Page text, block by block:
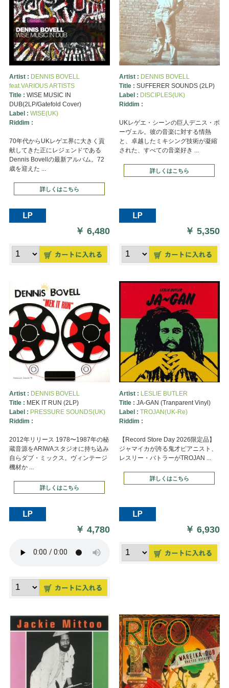
Artist : DENNIS BOVELL
feat.VARIOUS ARTISTS
Title : WISE MUSIC IN
DUB(2LP/Gatefold Cover)
Label : WISE(UK)
Riddim :
70年代からUKレゲエ界に大きく貢
献してきた正にレジェンドである
Dennis Bovellの最新アルバム。72
歳を迎えた ...
詳しくはこちら
￥6,480
Artist : DENNIS BOVELL
Title : SUFFERER SOUNDS (2LP)
Label : DISCIPLES(UK)
Riddim :
UKレゲエ・シーンの巨人デニス・ボ
ーヴェル。彼の音楽に対する情熱
と、卓越したミキシング技術が凝縮
された、すべての音楽好き ...
詳しくはこちら
￥5,350
Artist : DENNIS BOVELL
Title : MEK IT RUN (2LP)
Label : PRESSURE SOUNDS(UK)
Riddim :
2012年リリース 1978〜1987年の秘
蔵音源をARIWAスタジオに持ち込み
自らダブ・ミックス。ヴィンテージ
機材か ...
詳しくはこちら
￥4,780
Artist : LESLIE BUTLER
Title : JA-GAN (Tranparent Vinyl)
Label : TROJAN(UK-Re)
Riddim :
【Record Store Day 2026限定品】
ジャマイカが誇る鬼才ピアニスト、
レスリー・バトラーがTROJAN ...
詳しくはこちら
￥6,930